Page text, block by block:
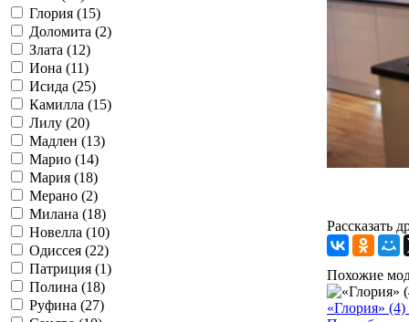
Глория (15)
Доломита (2)
Злата (12)
Иона (11)
Исида (25)
Камилла (15)
Лилу (20)
Мадлен (13)
Марио (14)
Мария (18)
Мерано (2)
Милана (18)
Новелла (10)
Одиссея (22)
Патриция (1)
Полина (18)
Руфина (27)
Рассказать
Похожие
«Глория»